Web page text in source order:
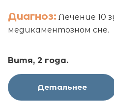
Диагноз: Лечение 10
медикаментозном сне.
Витя, 2 года.
Детальнее